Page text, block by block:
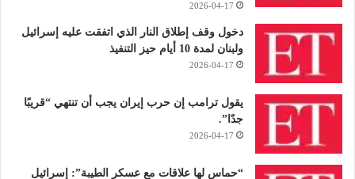
2026-04-17
دخول وقف إطلاق النار الذي اتفقت عليه إسرائيل
ولبنان لمدة 10 أيام حيز التنفيذ
2026-04-17
يقول ترامب إن حرب إيران يجب أن تنتهي “قريبًا
جدًا”.
2026-04-17
“حماس لها علاقات مع عسكر الطيبة”: إسرائيل